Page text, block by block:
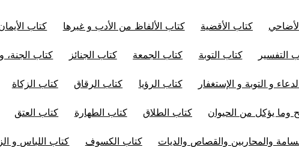
كتاب الأقضية كتاب الألفاظ من الأدب و غيرها كتاب
التفسير كتاب التوبة كتاب الجمعة كتاب الجنائز كتاب الجنة،
و التوبة و الإستغفار كتاب الرؤيا كتاب الرقاق كتاب الزكاة
وما يؤكل من الحيوان كتاب الطلاق كتاب الطهارة كتاب العتق
والمحاربين والقصاص والديات كتاب الكسوف كتاب اللباس و